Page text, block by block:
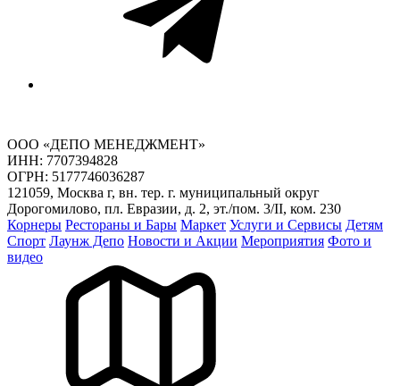
ООО «ДЕПО МЕНЕДЖМЕНТ»
ИНН: 7707394828
ОГРН: 5177746036287
121059, Москва г, вн. тер. г. муниципальный округ
Дорогомилово, пл. Евразии, д. 2, эт./пом. 3/II, ком. 230
Корнеры Рестораны и Бары Маркет Услуги и Сервисы Детям
Спорт Лаунж Депо Новости и Акции Мероприятия Фото и
видео